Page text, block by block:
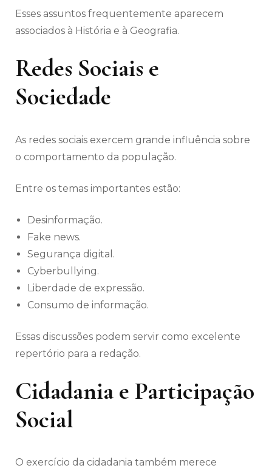
Esses assuntos frequentemente aparecem
associados à História e à Geografia.
Redes Sociais e
Sociedade
As redes sociais exercem grande influência sobre
o comportamento da população.
Entre os temas importantes estão:
Desinformação.
Fake news.
Segurança digital.
Cyberbullying.
Liberdade de expressão.
Consumo de informação.
Essas discussões podem servir como excelente
repertório para a redação.
Cidadania e Participação
Social
O exercício da cidadania também merece